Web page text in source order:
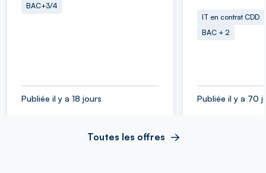
BAC+3/4
Publiée il y a 18 jours
IT en contrat CDD
BAC + 2
Publiée il y a 70
Toutes les offres